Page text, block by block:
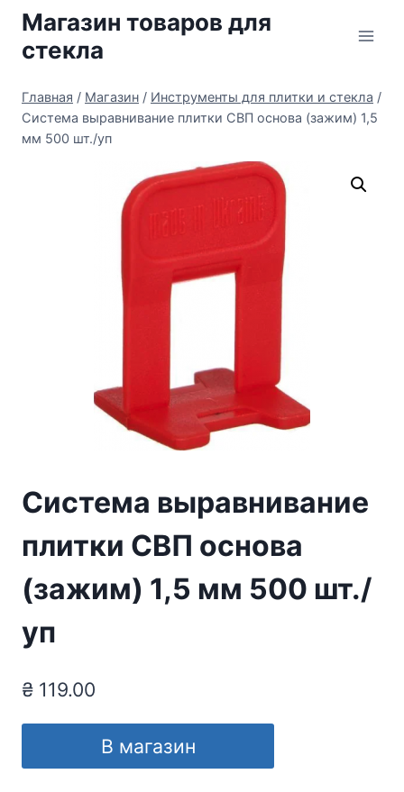
Перейти
содержимому
Магазин товаров для
стекла
Главная / Магазин / Инструменты для плитки и стекла /
Система выравнивание плитки СВП основа (зажим) 1,5
мм 500 шт./уп
Система выравнивание
плитки СВП основа
(зажим) 1,5 мм 500 шт./
уп
₴ 119.00
В магазин